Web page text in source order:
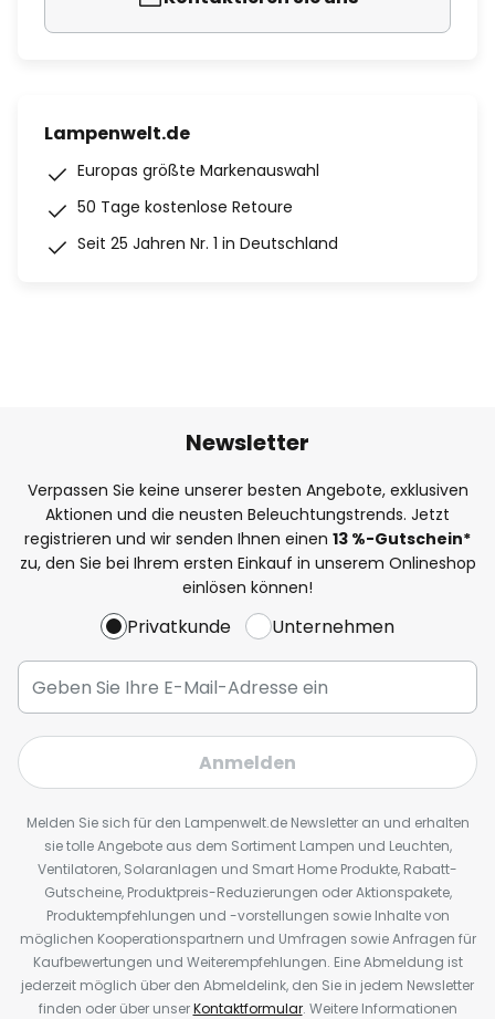
Lampenwelt.de
Europas größte Markenauswahl
50 Tage kostenlose Retoure
Seit 25 Jahren Nr. 1 in Deutschland
Newsletter
Verpassen Sie keine unserer besten Angebote, exklusiven
Aktionen und die neusten Beleuchtungstrends. Jetzt
registrieren und wir senden Ihnen einen 13 %-Gutschein*
zu, den Sie bei Ihrem ersten Einkauf in unserem Onlineshop
einlösen können!
Privatkunde Unternehmen
Anmelden
Melden Sie sich für den Lampenwelt.de Newsletter an und erhalten
sie tolle Angebote aus dem Sortiment Lampen und Leuchten,
Ventilatoren, Solaranlagen und Smart Home Produkte, Rabatt-
Gutscheine, Produktpreis-Reduzierungen oder Aktionspakete,
Produktempfehlungen und -vorstellungen sowie Inhalte von
möglichen Kooperationspartnern und Umfragen sowie Anfragen für
Kaufbewertungen und Weiterempfehlungen. Eine Abmeldung ist
jederzeit möglich über den Abmeldelink, den Sie in jedem Newsletter
finden oder über unserKontaktformular. Weitere Informationen